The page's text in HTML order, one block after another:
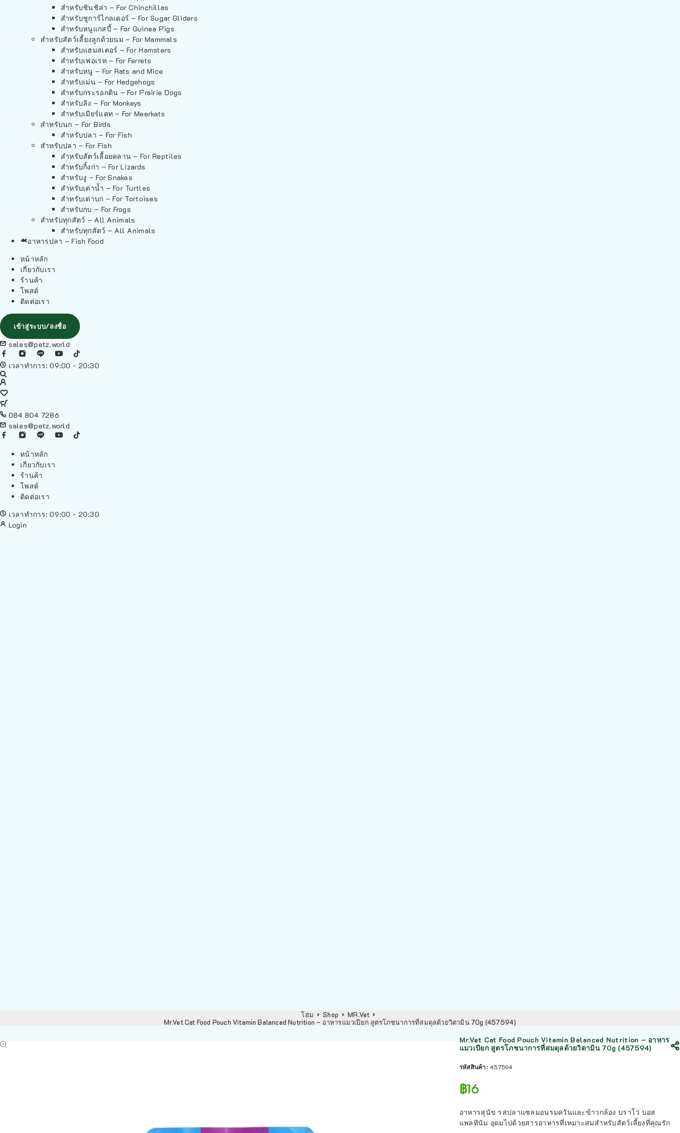
สำหรับชินชิล่า – For Chinchillas
สำหรับชูการ์ไกลเดอร์ – For Sugar Gliders
สำหรับหนูแกสบี้ – For Guinea Pigs
สำหรับสัตว์เลี้ยงลูกด้วยนม – For Mammals
สำหรับแฮมสเตอร์ – For Hamsters
สำหรับเฟอเรท – For Ferrets
สำหรับหนู – For Rats and Mice
สำหรับเม่น – For Hedgehogs
สำหรับกระรอกดิน – For Prairie Dogs
สำหรับลิง – For Monkeys
สำหรับเมียร์แคท – For Meerkats
สำหรับนก – For Birds
สำหรับปลา – For Fish
สำหรับปลา – For Fish
สำหรับสัตว์เลื้อยคลาน – For Reptiles
สำหรับกิ้งก่า – For Lizards
สำหรับงู – For Snakes
สำหรับเต่าน้ำ – For Turtles
สำหรับเต่าบก – For Tortoises
สำหรับกบ – For Frogs
สำหรับทุกสัตว์ – All Animals
สำหรับทุกสัตว์ – All Animals
อาหารปลา – Fish Food
หน้าหลัก
เกี่ยวกับเรา
ร้านค้า
โพสต์
ติดต่อเรา
เข้าสู่ระบบ/ลงชื่อ
sales@petz.world
เวลาทำการ: 09:00 - 20:30
084 804 7286
sales@petz.world
หน้าหลัก
เกี่ยวกับเรา
ร้านค้า
โพสต์
ติดต่อเรา
เวลาทำการ: 09:00 - 20:30
Login
โฮม Shop
MR.Vet
Mr.Vet Cat Food Pouch Vitamin Balanced Nutrition – อาหารแมวเปียก สูตรโภชนาการที่สมดุลด้วยวิตามิน 70g (457594)
Mr.Vet Cat Food Pouch Vitamin Balanced Nutrition – อาหาร
แมวเปียก สูตรโภชนาการที่สมดุลด้วยวิตามิน 70g (457594)
รหัสสินค้า:457594
฿16
อาหารสุนัข รสปลาแซลมอนรมควันและข้าวกล้อง บราโว่ บอส
แพลทินัม อุดมไปด้วยสารอาหารที่เหมาะสมสำหรับสัตว์เลี้ยงที่คุณรัก